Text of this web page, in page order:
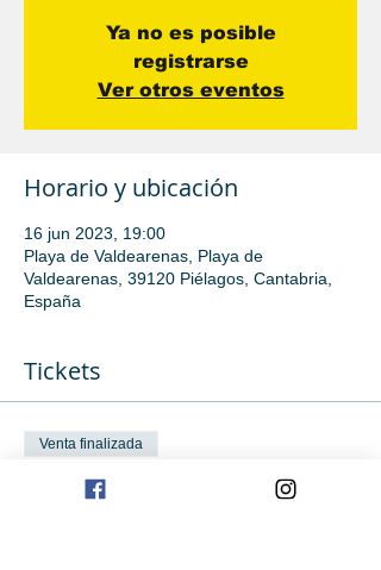
Ya no es posible
registrarse
Ver otros eventos
Horario y ubicación
16 jun 2023, 19:00
Playa de Valdearenas, Playa de
Valdearenas, 39120 Piélagos, Cantabria,
España
Tickets
Venta finalizada
Tipo de entrada